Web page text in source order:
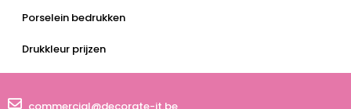
Porselein bedrukken
Drukkleur prijzen
commercial@decorate-it.be